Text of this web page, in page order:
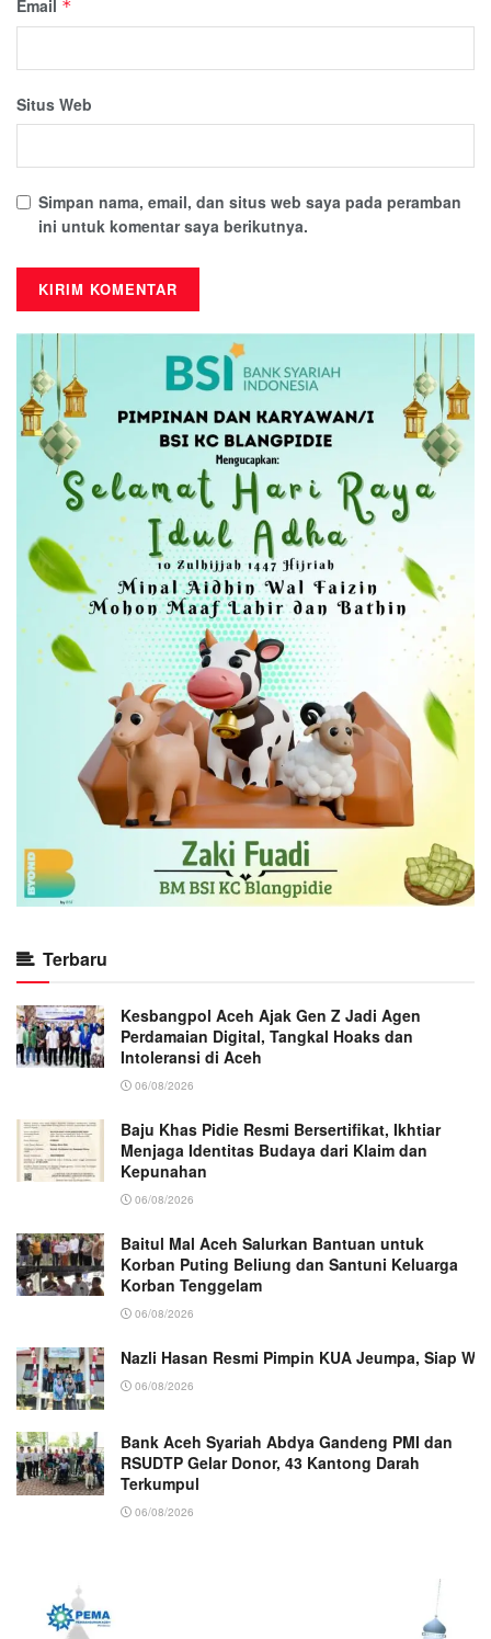
Email *
Situs Web
Simpan nama, email, dan situs web saya pada peramban
ini untuk komentar saya berikutnya.
Terbaru
Kesbangpol Aceh Ajak Gen Z Jadi Agen
Perdamaian Digital, Tangkal Hoaks dan
Intoleransi di Aceh
06/08/2026
Baju Khas Pidie Resmi Bersertifikat, Ikhtiar
Menjaga Identitas Budaya dari Klaim dan
Kepunahan
06/08/2026
Baitul Mal Aceh Salurkan Bantuan untuk
Korban Puting Beliung dan Santuni Keluarga
Korban Tenggelam
06/08/2026
Nazli Hasan Resmi Pimpin KUA Jeumpa, Siap
06/08/2026
Bank Aceh Syariah Abdya Gandeng PMI dan
RSUDTP Gelar Donor, 43 Kantong Darah
Terkumpul
06/08/2026